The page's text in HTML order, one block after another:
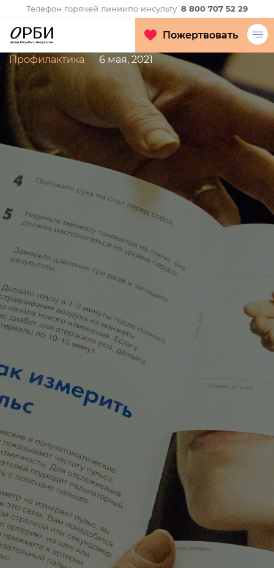
Телефон горячей линиипо инсульту 8 800 707 52 29
Пожертвовать
Профилактика 6 мая, 2021